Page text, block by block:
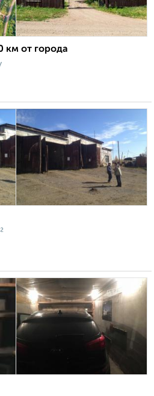
км от города